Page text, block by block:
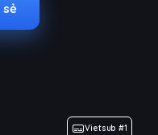
sẻ
Vietsub #1